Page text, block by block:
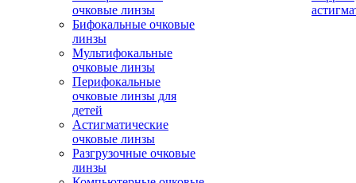
очковые линзы
Бифокальные очковые
линзы
Мультифокальные
очковые линзы
Перифокальные
очковые линзы для
детей
Астигматические
очковые линзы
Разгрузочные очковые
линзы